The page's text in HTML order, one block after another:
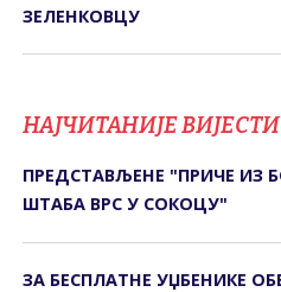
ЗЕЛЕНКОВЦУ
НАЈЧИТАНИЈЕ ВИЈЕСТИ
ПРЕДСТАВЉЕНЕ "ПРИЧЕ ИЗ
ШТАБА ВРС У СОКОЦУ"
ЗА БЕСПЛАТНЕ УЏБЕНИКЕ